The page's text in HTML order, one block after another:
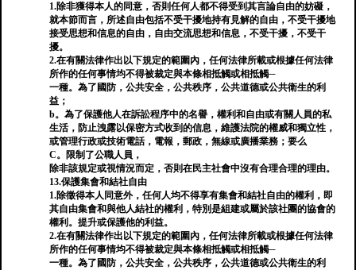
1.除非獲得本人的同意，否則任何人都不得受到其言論自由的妨礙，
就本節而言，所述自由包括不受干擾地持有見解的自由，不受干擾地
接受思想和信息的自由，自由交流思想和信息，不受干擾，不受干
擾。
2.在有關法律作出以下規定的範圍內，任何法律所載或根據任何法律
所作的任何事情均不得被裁定與本條相抵觸或相抵觸─
一種。為了國防，公共安全，公共秩序，公共道德或公共衛生的利
益；
b。為了保護他人在訴訟程序中的名譽，權利和自由或有關人員的私
生活，防止洩露以保密方式收到的信息，維護法院的權威和獨立性，
或管理行政或技術電話，電報，郵政，無線或廣播業務；要么
C。限制了公職人員，
除非該規定或視情況而定，否則在民主社會中沒有合理合理的理由。
13.保護集會和結社自由
1.除徵得本人同意外，任何人均不得享有集會和結社自由的權利，即
其自由集會和與他人結社的權利，特別是組建或屬於該社團的協會的
權利。提升或保護他的利益。
2.在有關法律作出以下規定的範圍內，任何法律所載或根據任何法律
所作的任何事情均不得被裁定與本條相抵觸或相抵觸─
一種。為了國防，公共安全，公共秩序，公共道德或公共衛生的利